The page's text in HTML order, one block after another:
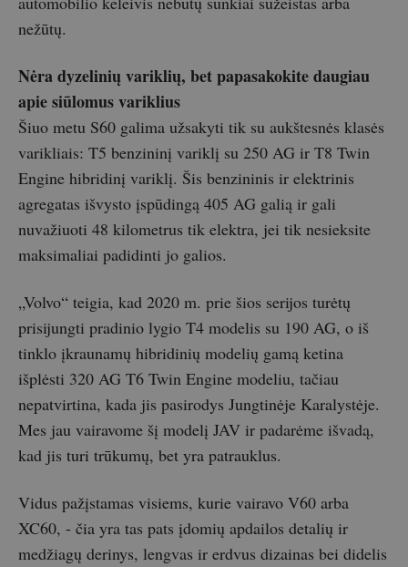
nežūtų.
Nėra dyzelinių variklių, bet papasakokite daugiau
apie siūlomus variklius
Šiuo metu S60 galima užsakyti tik su aukštesnės klasės
varikliais: T5 benzininį variklį su 250 AG ir T8 Twin
Engine hibridinį variklį. Šis benzininis ir elektrinis
agregatas išvysto įspūdingą 405 AG galią ir gali
nuvažiuoti 48 kilometrus tik elektra, jei tik nesieksite
maksimaliai padidinti jo galios.
„Volvo“ teigia, kad 2020 m. prie šios serijos turėtų
prisijungti pradinio lygio T4 modelis su 190 AG, o iš
tinklo įkraunamų hibridinių modelių gamą ketina
išplėsti 320 AG T6 Twin Engine modeliu, tačiau
nepatvirtina, kada jis pasirodys Jungtinėje Karalystėje.
Mes jau vairavome šį modelį JAV ir padarėme išvadą,
kad jis turi trūkumų, bet yra patrauklus.
Vidus pažįstamas visiems, kurie vairavo V60 arba
XC60, - čia yra tas pats įdomių apdailos detalių ir
medžiagų derinys, lengvas ir erdvus dizainas bei didelis